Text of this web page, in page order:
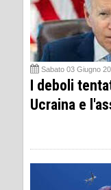
Sabato 03 Giugno
I deboli
Ucraina e